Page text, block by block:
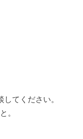
てください。
。